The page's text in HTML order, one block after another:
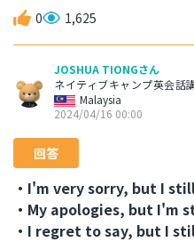
0 1,625
JOSHUA TIONGさん
ネイティブキャンプ英会話
Malaysia
2024/04/16 00:00
回答
・I'm very sorry, but I
・My apologies, but I'm
・I regret to say, but I